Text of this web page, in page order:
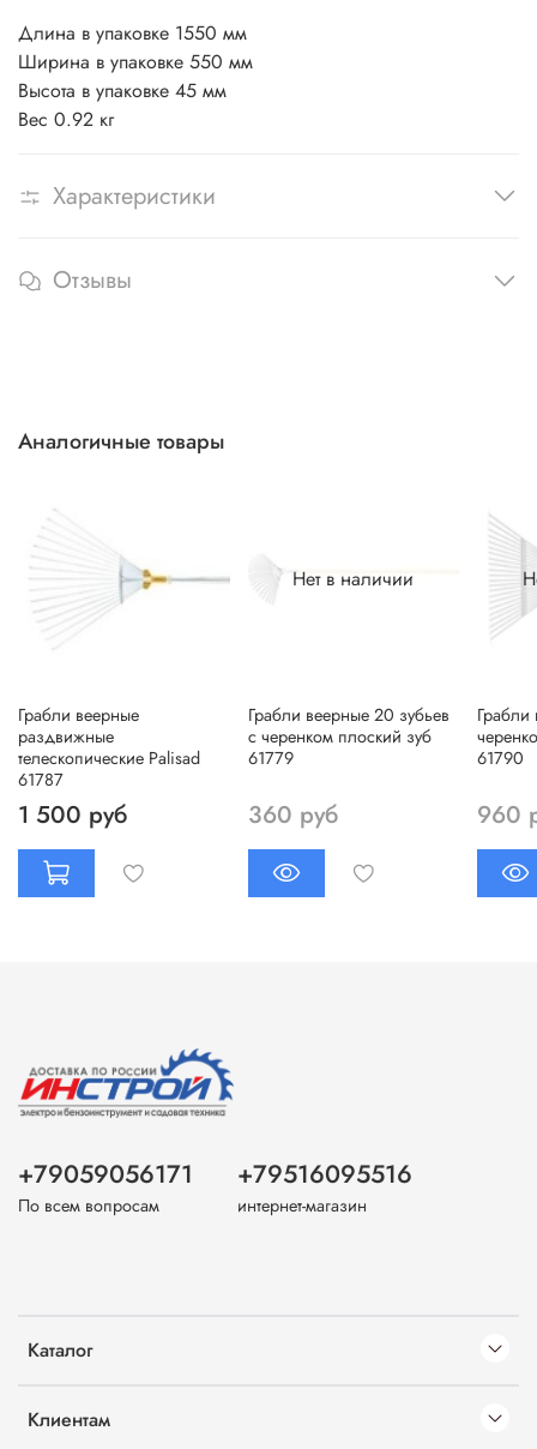
Длина в упаковке 1550 мм
Ширина в упаковке 550 мм
Высота в упаковке 45 мм
Вес 0.92 кг
Характеристики
Отзывы
Аналогичные товары
Грабли веерные
раздвижные
телескопические Palisad
61787
1 500 руб
Нет в наличии
Грабли веерные 20 зубьев
с черенком плоский зуб
61779
360 руб
Грабли
61790
960
Каталог
Клиентам
+79059056171
По всем вопросам
+79516095516
интернет-магазин